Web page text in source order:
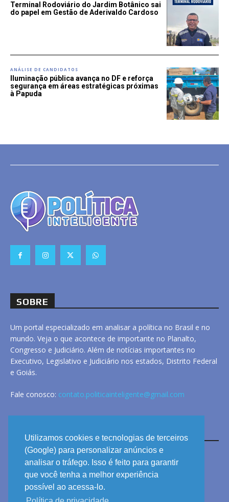
Utilizamos cookies e tecnologias de terceiros
(Google) para personalizar anúncios e
analisar o tráfego. Isso é feito para garantir
que você tenha a melhor experiência
possível ao acessa-lo.
Terminal Rodoviário do Jardim Botânico sai
do papel em Gestão de Aderivaldo Cardoso
ANÁLISE DE CANDIDATOS
Iluminação pública avança no DF e reforça
segurança em áreas estratégicas próximas
à Papuda
SOBRE
Um portal especializado em analisar a política no Brasil e no
mundo. Veja o que acontece de importante no Planalto,
Congresso e Judiciário. Além de notícias importantes no
Executivo, Legislativo e Judiciário nos estados, Distrito Federal
e Goiás.
Fale conosco: contato.politicainteligente@gmail.com
LINKS
ANUNCIE
PRIVACIDADE